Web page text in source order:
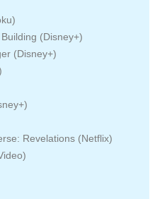
(Disney+)
(Disney+)
Revelations (Netflix)